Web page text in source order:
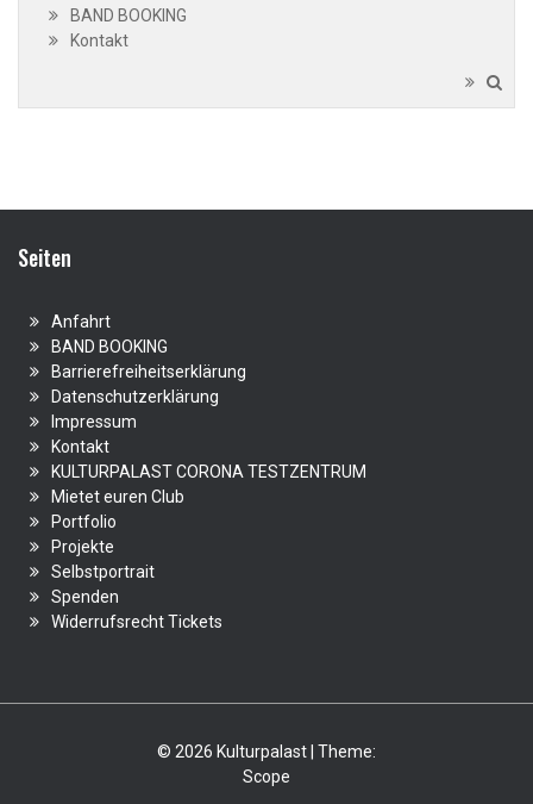
BAND BOOKING
Kontakt
Seiten
Anfahrt
BAND BOOKING
Barrierefreiheitserklärung
Datenschutzerklärung
Impressum
Kontakt
KULTURPALAST CORONA TESTZENTRUM
Mietet euren Club
Portfolio
Projekte
Selbstportrait
Spenden
Widerrufsrecht Tickets
© 2026 Kulturpalast | Theme:
Scope